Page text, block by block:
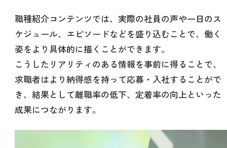
職種紹介コンテンツでは、実際の社員の声や一日のス
ケジュール、エピソードなどを盛り込むことで、働く
姿をより具体的に描くことができます。
こうしたリアリティのある情報を事前に得ることで、
求職者はより納得感を持って応募・入社することがで
き、結果として離職率の低下、定着率の向上といった
成果につながります。